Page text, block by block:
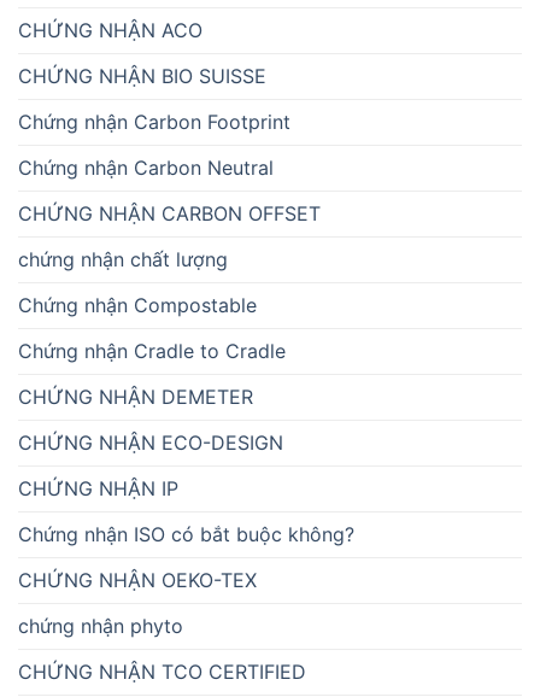
CHỨNG NHẬN ACO
CHỨNG NHẬN BIO SUISSE
Chứng nhận Carbon Footprint
Chứng nhận Carbon Neutral
CHỨNG NHẬN CARBON OFFSET
chứng nhận chất lượng
Chứng nhận Compostable
Chứng nhận Cradle to Cradle
CHỨNG NHẬN DEMETER
CHỨNG NHẬN ECO-DESIGN
CHỨNG NHẬN IP
Chứng nhận ISO có bắt buộc không?
CHỨNG NHẬN OEKO-TEX
chứng nhận phyto
CHỨNG NHẬN TCO CERTIFIED